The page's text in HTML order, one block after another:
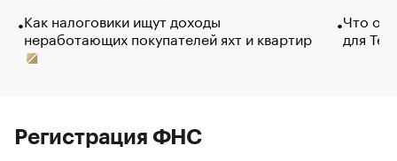
Как налоговики ищут доходы
неработающих покупателей яхт и квартир
Что
для
Регистрация ФНС